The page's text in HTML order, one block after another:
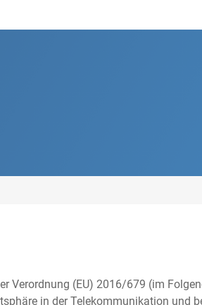
Verordnung (EU) 2016/679 (im
in der Telekommunikation und